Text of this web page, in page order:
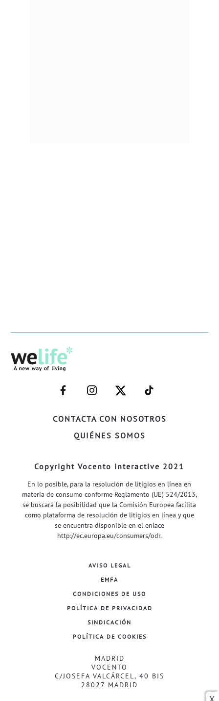
CONTACTA CON NOSOTROS
QUIÉNES SOMOS
–
FACEBOOK–
–
INSTAGRAM–
–
TWITTER–
–
WELIFE–
Copyright Vocento interactive 2021
En lo posible, para la resolución de litigios en línea en
materia de consumo conforme Reglamento (UE) 524/2013,
se buscará la posibilidad que la Comisión Europea facilita
como plataforma de resolución de litigios en línea y que
se encuentra disponible en el enlace
http://ec.europa.eu/consumers/odr.
AVISO LEGAL
EMFA
CONDICIONES DE USO
POLÍTICA DE PRIVACIDAD
SINDICACIÓN
POLÍTICA DE COOKIES
MADRID
VOCENTO
C/JOSEFA VALCÁRCEL, 40 BIS
28027 MADRID